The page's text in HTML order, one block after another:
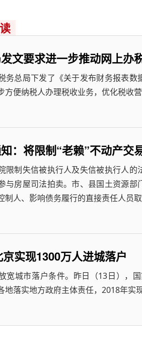
文要求进一步推动网上办
务总局下发了《关于发布财务报表
方便纳税人办理税收业务，优化税收营
：将限制“老赖”不动产交
限制失信被执行人及失信被执行人
与房屋司法拍卖。市、县国土资源
制人、影响债务履行的直接责任人员取
实现1300万人进城落户
宽城市落户条件。昨日（13日），
地落实地方政府主体责任，2018年实